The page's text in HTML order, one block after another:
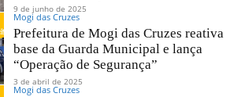
9 de junho de 2025
Mogi das Cruzes
Prefeitura de Mogi das Cruzes reativa
base da Guarda Municipal e lança
“Operação de Segurança”
3 de abril de 2025
Mogi das Cruzes